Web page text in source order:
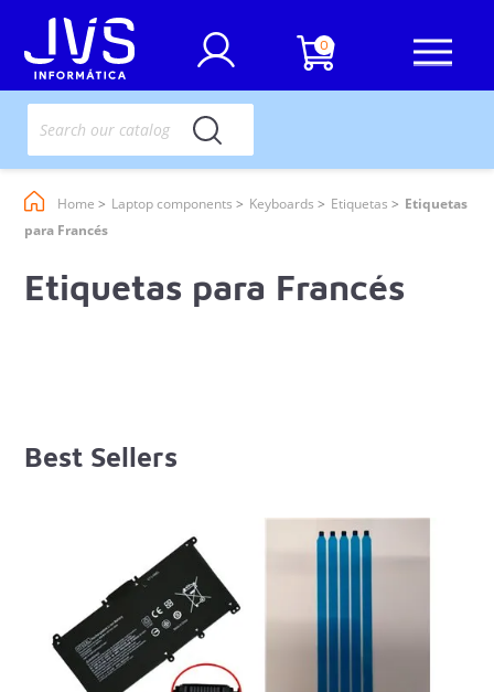
0
Home Laptop components Keyboards Etiquetas
Etiquetas
para Francés
Etiquetas para Francés
Best Sellers